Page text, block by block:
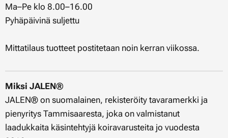
Ma–Pe klo 8.00–16.00
Pyhäpäivinä suljettu
Mittatilaus tuotteet postitetaan noin kerran viikossa.
Miksi JALEN®
JALEN® on suomalainen, rekisteröity tavaramerkki ja
pienyritys Tammisaaresta, joka on valmistanut
laadukkaita käsintehtyjä koiravarusteita jo vuodesta